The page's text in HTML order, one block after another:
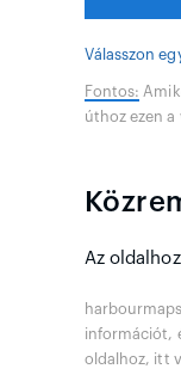
Válasszon
Fontos:
úthoz ezen
Az
információt,
oldalhoz, itt